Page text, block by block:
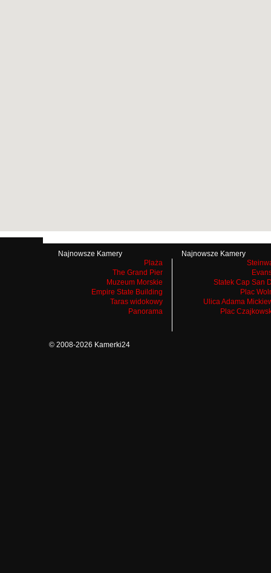
Najnowsze Kamery
Plaża
The Grand Pier
Muzeum Morskie
Empire State Building
Taras widokowy
Panorama
Najnowsze Kamery
Statek Cap San
Plac
Ulica Adama
Plac
© 2008-2026 Kamerki24